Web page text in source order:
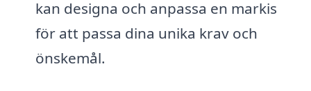
kan designa och anpassa en markis
för att passa dina unika krav och
önskemål.